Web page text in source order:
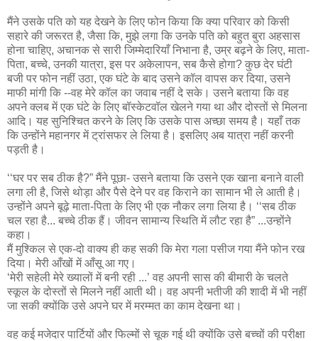
मैंने उसके पति को यह देखने के लिए फोन किया कि क्या परिवार को किसी
सहारे की जरूरत है, जैसा कि, मुझे लगा कि उनके पति को बहुत बुरा अहसास
होना चाहिए, अचानक से सारी जिम्मेदारियाँ निभाना है, उम्र बढ़ने के लिए, माता-
पिता, बच्चे, उनकी यात्रा, इस पर अकेलापन, सब कैसे होगा? कुछ देर घंटी
बजी पर फोन नहीं उठा, एक घंटे के बाद उसने कॉल वापस कर दिया, उसने
माफी मांगी कि --वह मेरे कॉल का जवाब नहीं दे सके। उसने बताया कि वह
अपने क्लब में एक घंटे के लिए बॉस्केटवॉल खेलने गया था और दोस्तों से मिलना
आदि। यह सुनिश्चित करने के लिए कि उसके पास अच्छा समय है। यहाँ तक
कि उन्होंने महानगर में ट्रांसफर ले लिया है। इसलिए अब यात्रा नहीं करनी
पड़ती है।
‘‘घर पर सब ठीक है?” मैंने पूछा- उसने बताया कि उसने एक खाना बनाने वाली
लगा ली है, जिसे थोड़ा और पैसे देने पर वह किराने का सामान भी ले आती है।
उन्होंने अपने बूढ़े माता-पिता के लिए भी एक नौकर लगा लिया है। ‘‘सब ठीक
चल रहा है... बच्चे ठीक हैं। जीवन सामान्य स्थिति में लौट रहा है” ...उन्होंने
कहा।
मैं मुश्किल से एक-दो वाक्य ही कह सकी कि मेरा गला पसीज गया मैंने फोन रख
दिया। मेरी आँखों में आँसू आ गए।
‘मेरी सहेली मेरे ख्यालों में बनी रही ...’ वह अपनी सास की बीमारी के चलते
स्कूल के दोस्तों से मिलने नहीं आती थी। वह अपनी भतीजी की शादी में भी नहीं
जा सकी क्योंकि उसे अपने घर में मरम्मत का काम देखना था।
वह कई मजेदार पार्टियों और फिल्मों से चूक गई थी क्योंकि उसे बच्चों की परीक्षा